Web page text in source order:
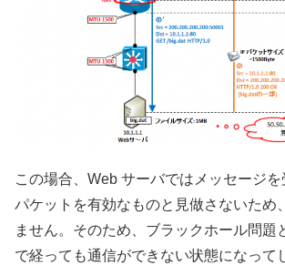
この場合、Web サーバではメッセージを
パケットを有効なものと見做さないため
ません。そのため、ブラックホール問題
で経っても通信ができない状態になって